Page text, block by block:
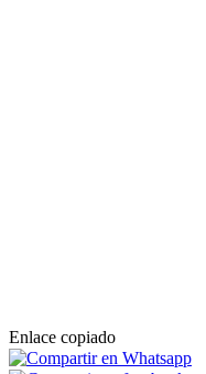
Enlace copiado